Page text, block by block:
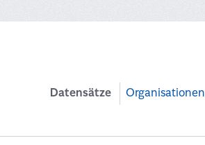
Datensätze Organisationen